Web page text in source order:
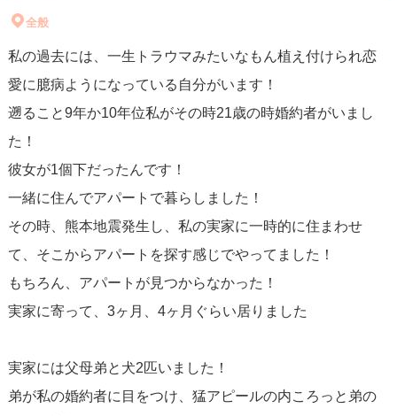
全般
私の過去には、一生トラウマみたいなもん植え付けられ恋
愛に臆病ようになっている自分がいます！
遡ること9年か10年位私がその時21歳の時婚約者がいまし
た！
彼女が1個下だったんです！
一緒に住んでアパートで暮らしました！
その時、熊本地震発生し、私の実家に一時的に住まわせ
て、そこからアパートを探す感じでやってました！
もちろん、アパートが見つからなかった！
実家に寄って、3ヶ月、4ヶ月ぐらい居りました
実家には父母弟と犬2匹いました！
弟が私の婚約者に目をつけ、猛アピールの内ころっと弟の